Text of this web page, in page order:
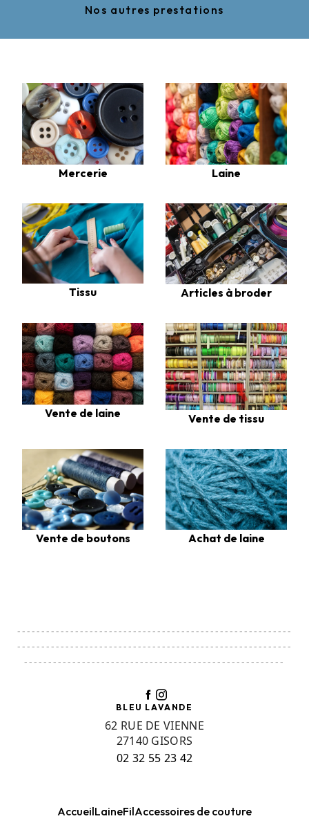
Nos autres prestations
Mercerie Laine
Tissu Articles à broder
Vente de laine Vente de tissu
Vente de boutons Achat de laine
---------------------------------------------------------
---------------------------------------------------------
------------------------------------------------------
BLEU LAVANDE
62 RUE DE VIENNE
27140 GISORS
02 32 55 23 42
AccueilLaineFilAccessoires de couture